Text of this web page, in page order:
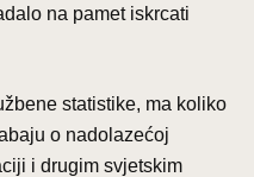
na pamet iskrcati
statistike, ma koliko
o nadolazećoj
i drugim svjetskim